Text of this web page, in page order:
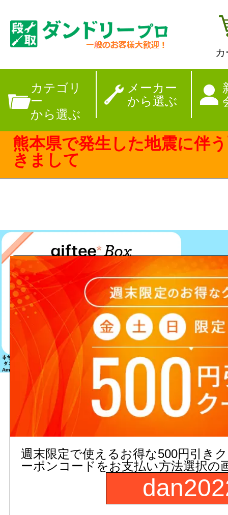
カテゴリ
ー
から選ぶ
メーカー
から選ぶ
【夏季休暇のお
熊本県で発生した地震に伴
きまして
該当する商品は見つかりません
c 2015 dandorie.com All
週末限定で使えるお得な500円引き
ーポンコードをお支払い方法選択の